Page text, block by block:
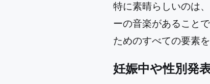
特に素晴らしいのは
ーの音楽があること
ためのすべての要素
妊娠中や性別発